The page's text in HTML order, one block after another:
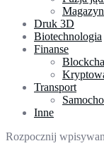
Druk 3D
Biotechnologia
Finanse
Transport
Inne
Rozpocznij